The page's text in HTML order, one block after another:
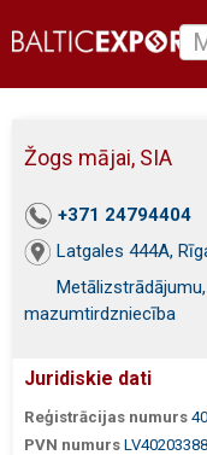
Žogs mājai, SIA
+371 24794404
Latgales 444A,
mazumtirdzniecība
Juridiskie dati
Reģistrācijas numurs
PVN numurs